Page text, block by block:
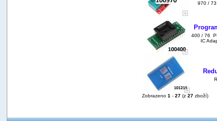
970 /
400 / 76
IC
Zobrazeno 1 - 27 (z 27 zboží)